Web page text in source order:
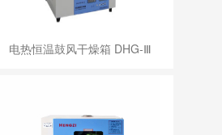
电热恒温鼓风干燥箱 DHG-Ⅲ